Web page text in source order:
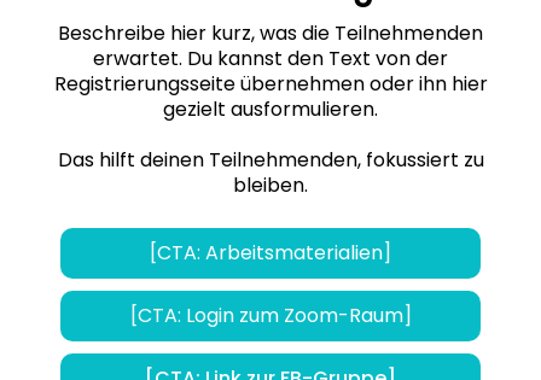
Beschreibe hier kurz, was die Teilnehmenden
erwartet. Du kannst den Text von der
Registrierungsseite übernehmen oder ihn hier
gezielt ausformulieren.
Das hilft deinen Teilnehmenden, fokussiert zu
bleiben.
[CTA: Arbeitsmaterialien]
[CTA: Login zum Zoom-Raum]